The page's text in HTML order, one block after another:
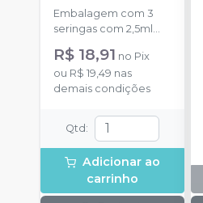
Embalagem com 3
seringas com 2,5ml
ponteiras para
aplicação.
R$ 18,91 no Pix
ou R$ 19,49 nas
demais condições
Qtd :
Adicionar ao
carrinho